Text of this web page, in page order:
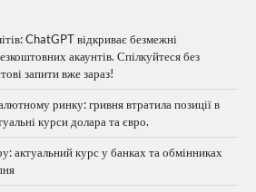
ChatGPT відкриває безмежні
акаунтів. Спілкуйтеся без
запити вже зараз!
ринку: гривня втратила позиції в
курси долара та євро.
актуальний курс у банках та обмінниках